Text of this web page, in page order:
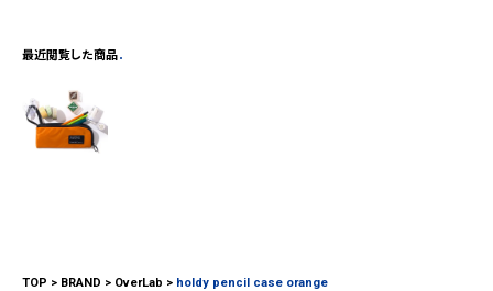
最近閲覧した商品
TOP BRAND OverLab holdy pencil case orange